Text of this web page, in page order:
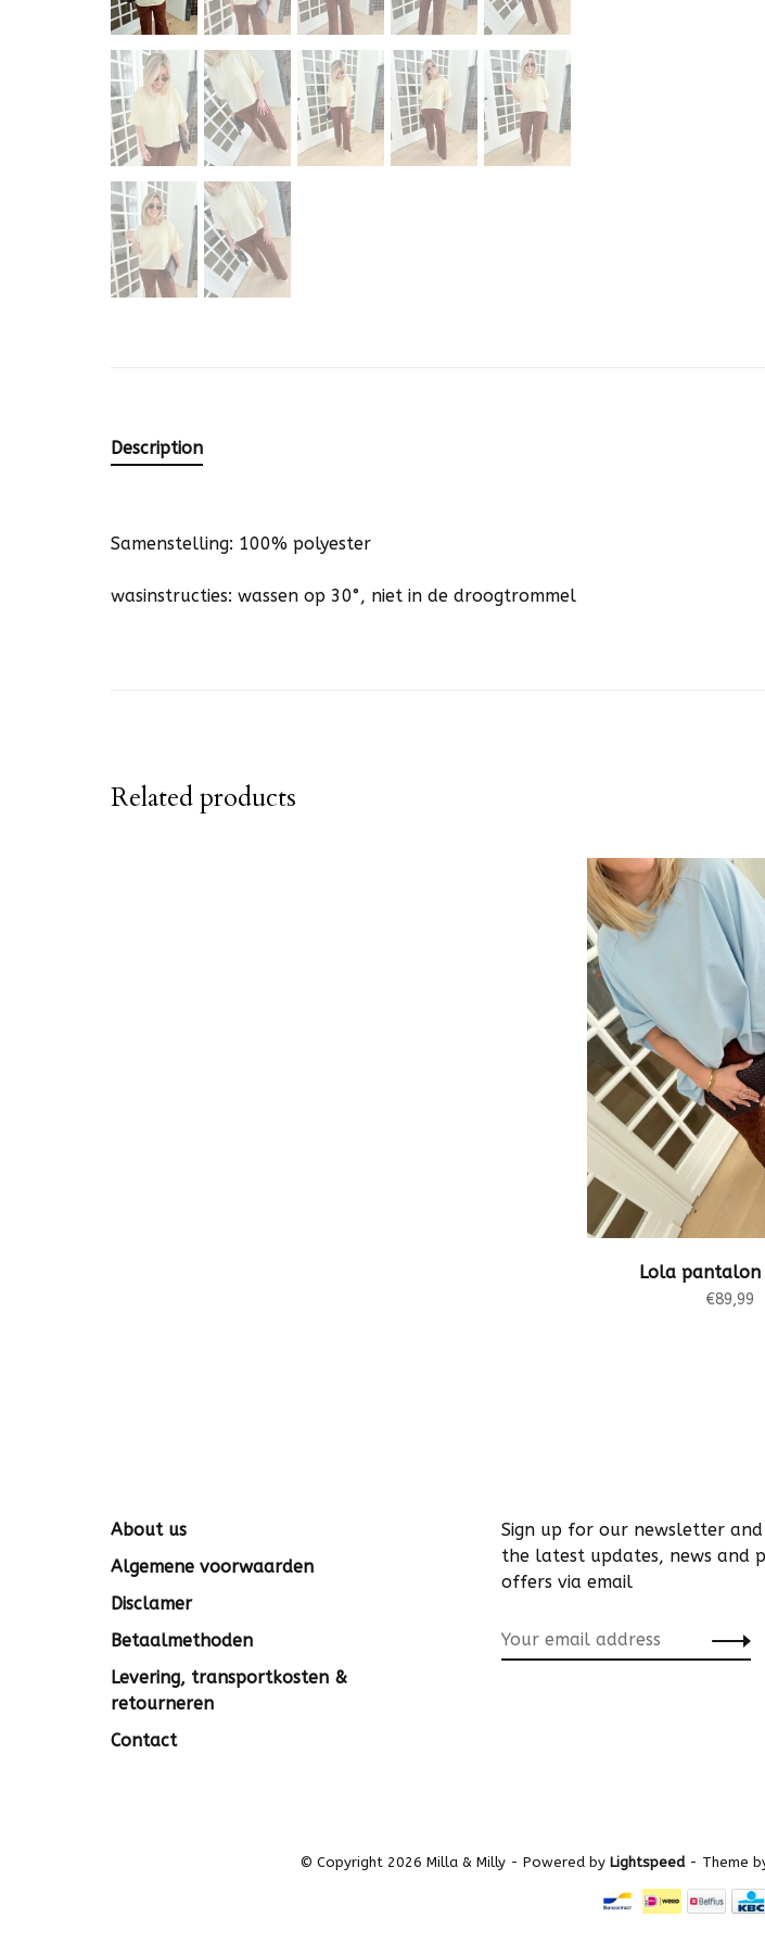
Description
Samenstelling: 100% polyester
wasinstructies: wassen op 30°, niet in de droogtrommel
Related products
Lola
€89,99
About us
Algemene voorwaarden
Disclamer
Betaalmethoden
Levering, transportkosten &
retourneren
Contact
Sign up for our newsletter
the latest updates, news and
offers via email
© Copyright 2026 Milla & Milly - Powered by Lightspeed- Theme